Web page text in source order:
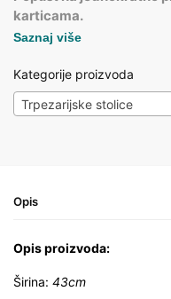
karticama.
Saznaj više
Kategorije proizvoda
Trpezarijske stolice
Opis
Opis proizvoda:
Širina: 43cm